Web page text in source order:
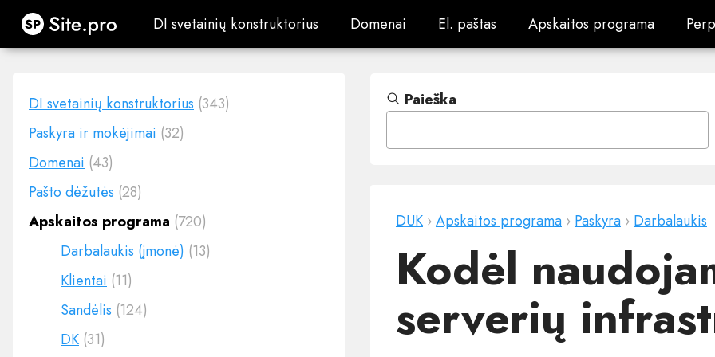
Site.pro DI svetainių konstruktorius
DI svetainių konstruktorius Domenai
Domenai El. paštas
El. paštas Apskaitos programa
Apskaitos programa
DI svetainių konstruktorius (343)
Paskyra ir mokėjimai (32)
Domenai (43)
Pašto dėžutės (28)
Apskaitos programa (720)
Darbalaukis (įmonė) (13)
Klientai (11)
Sandėlis (124)
DK (31)
Paieška
DUK ›Apskaitos programa › Paskyra › Darbalaukis
Kodėl
serverių